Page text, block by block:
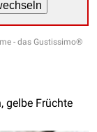
- das Gustissimo®
gelbe Früchte